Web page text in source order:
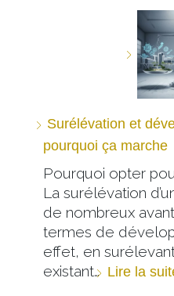
Surélévation et
pourquoi ça marche
Pourquoi opter
La surélévation
de nombreux
termes de
effet, en
existant… Lire la